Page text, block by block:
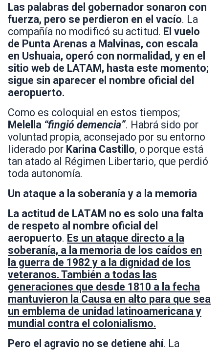
Las palabras del gobernador sonaron con
fuerza, pero se perdieron en el vacío. La
compañía no modificó su actitud. El vuelo
de Punta Arenas a Malvinas, con escala
en Ushuaia, operó con normalidad, y en el
sitio web de LATAM, hasta este momento;
sigue sin aparecer el nombre oficial del
aeropuerto.
Como es coloquial en estos tiempos;
Melella “fingió demencia”. Habrá sido por
voluntad propia, aconsejado por su entorno
liderado por Karina Castillo, o porque está
tan atado al Régimen Libertario, que perdió
toda autonomía.
Un ataque a la soberanía y a la memoria
La actitud de LATAM no es solo una falta
de respeto al nombre oficial del
aeropuerto. Es un ataque directo a la
soberanía, a la memoria de los caídos en
la guerra de 1982 y a la dignidad de los
veteranos. También a todas las
generaciones que desde 1810 a la fecha
mantuvieron la Causa en alto para que sea
un emblema de unidad latinoamericana y
mundial contra el colonialismo.
Pero el agravio no se detiene ahí. La